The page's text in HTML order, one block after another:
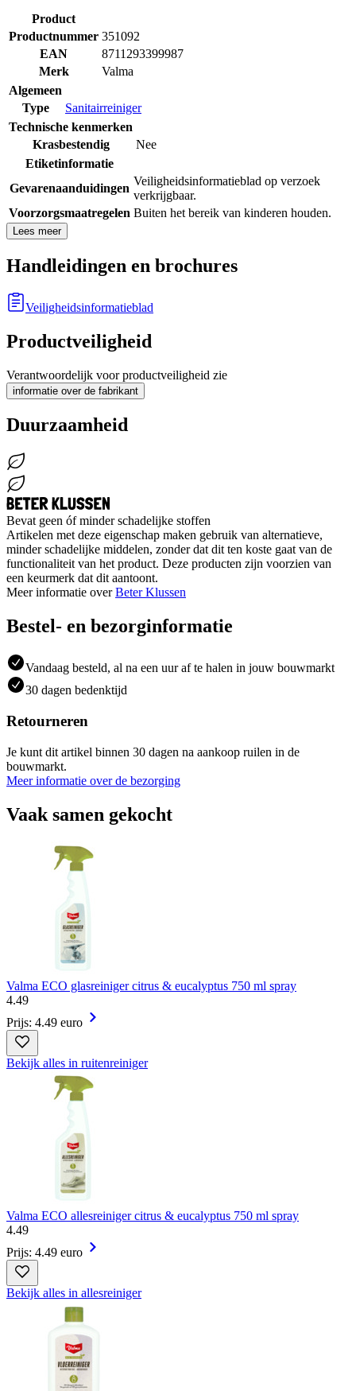
Product
Productnummer 351092
EAN
8711293399987
Merk
Valma
Algemeen
Type
Sanitairreiniger
Technische kenmerken
Krasbestendig
Nee
Etiketinformatie
Gevarenaanduidingen
Veiligheidsinformatieblad op verzoek
verkrijgbaar.
Voorzorgsmaatregelen Buiten het bereik van kinderen houden.
Lees meer
Handleidingen en brochures
Veiligheidsinformatieblad
Productveiligheid
Verantwoordelijk voor productveiligheid zie
informatie over de fabrikant
Duurzaamheid
Bevat geen óf minder schadelijke stoffen
Artikelen met deze eigenschap maken gebruik van alternatieve,
minder schadelijke middelen, zonder dat dit ten koste gaat van de
functionaliteit van het product. Deze producten zijn voorzien van
een keurmerk dat dit aantoont.
Meer informatie overBeter Klussen
Bestel- en bezorginformatie
Vandaag besteld, al na een uur af te halen in jouw bouwmarkt
30 dagen bedenktijd
Retourneren
Je kunt dit artikel binnen 30 dagen na aankoop ruilen in de
bouwmarkt.
Meer informatie over de bezorging
Vaak samen gekocht
Valma ECO glasreiniger citrus & eucalyptus 750 ml spray
4.49
Prijs: 4.49 euro
Bekijk alles in ruitenreiniger
Valma ECO allesreiniger citrus & eucalyptus 750 ml spray
4.49
Prijs: 4.49 euro
Bekijk alles in allesreiniger